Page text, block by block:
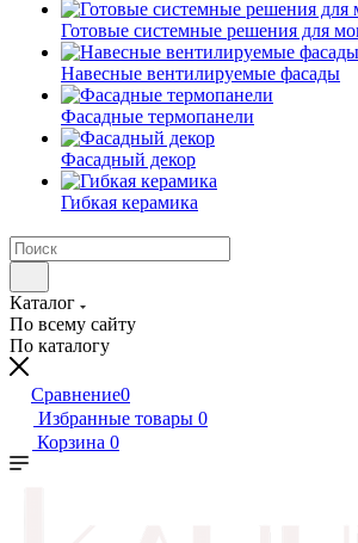
Готовые системные решения для
Навесные вентилируемые фасады
Фасадные термопанели
Фасадный декор
Гибкая керамика
Каталог
По всему сайту
По каталогу
Сравнение0
Избранные товары 0
Корзина 0